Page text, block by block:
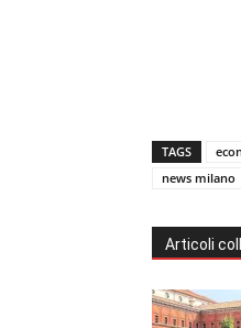
TAGS
news milano
Articoli